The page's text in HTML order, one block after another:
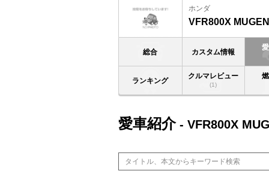
ホンダ
VFR800X MUGEN
総合 カスタム情報
ランキング
クルマレビュー
(1)
愛車紹介- VFR800X